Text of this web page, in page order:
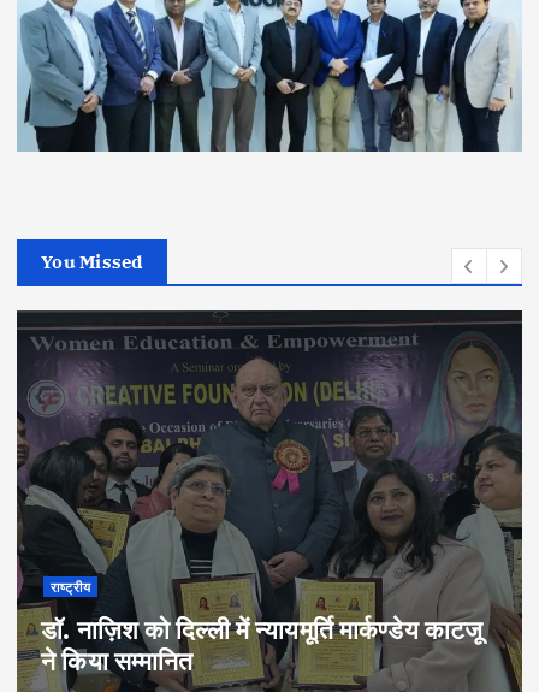
You Missed
राष्ट्रीय
डॉ. नाज़िश को दिल्ली में न्यायमूर्ति मार्कण्डेय काटजू
ने किया सम्मानित